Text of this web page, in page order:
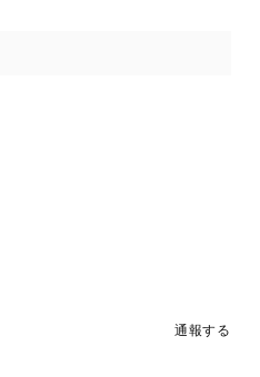
通報する